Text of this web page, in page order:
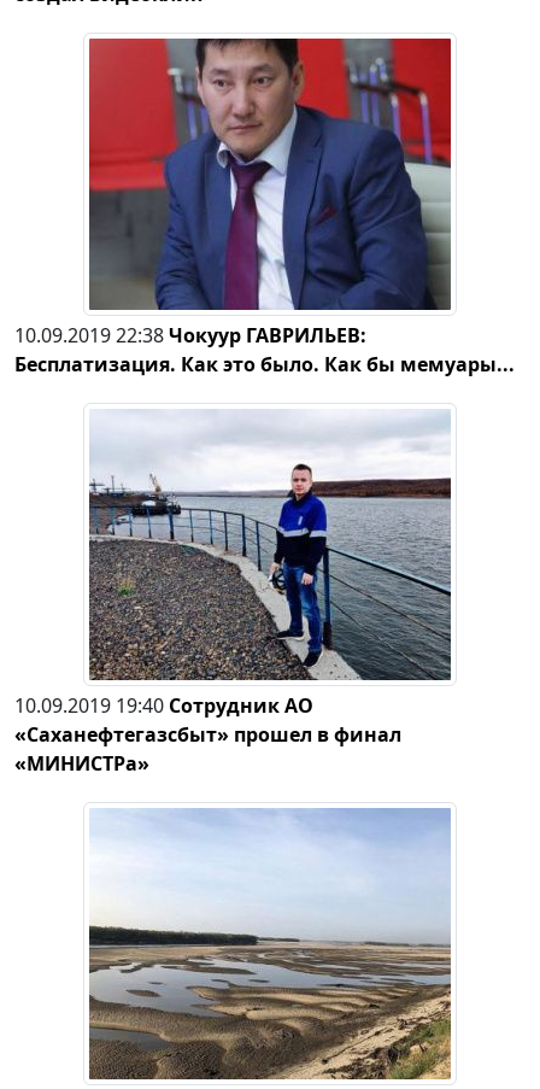
10.09.2019 22:38Чокуур ГАВРИЛЬЕВ:
Бесплатизация. Как это было. Как бы мемуары...
10.09.2019 19:40 Сотрудник АО
«Саханефтегазсбыт» прошел в финал
«МИНИСТРа»